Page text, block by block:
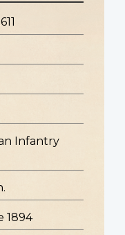
Infantry
1894